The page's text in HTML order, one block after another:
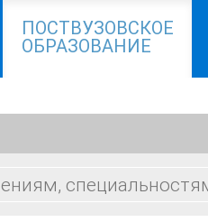
ПОСТВУЗОВСКОЕ
ОБРАЗОВАНИЕ